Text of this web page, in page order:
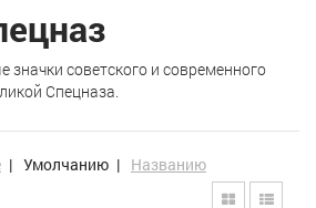
советского и современного
Спецназа.
| Умолчанию | Названию